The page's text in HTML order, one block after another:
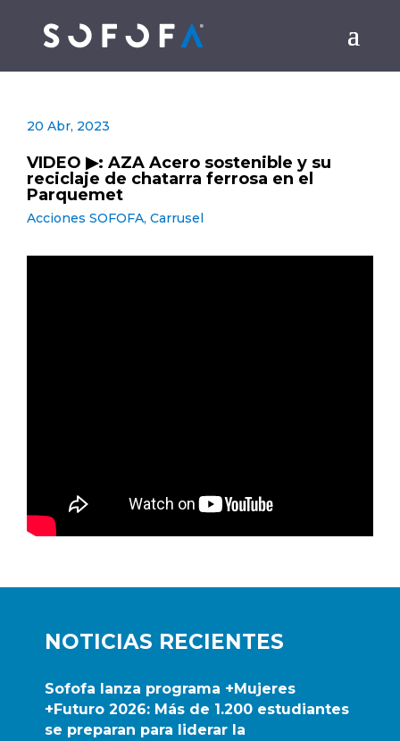
NOTICIAS RECIENTES
Sofofa lanza programa +Mujeres
+Futuro 2026: Más de 1.200 estudiantes
se preparan para liderar la
20 Abr, 2023
VIDEO ▶: AZA Acero sostenible y su
reciclaje de chatarra ferrosa en el
Parquemet
Acciones SOFOFA, Carrusel